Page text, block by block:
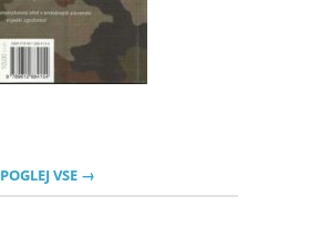
POGLEJ VSE →